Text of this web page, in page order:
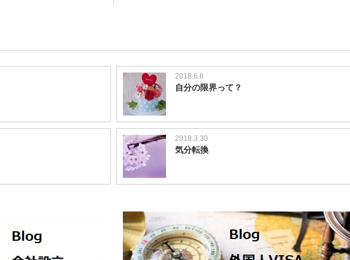
2018.6.6
自分の限界って？
2018.3.30
気分転換